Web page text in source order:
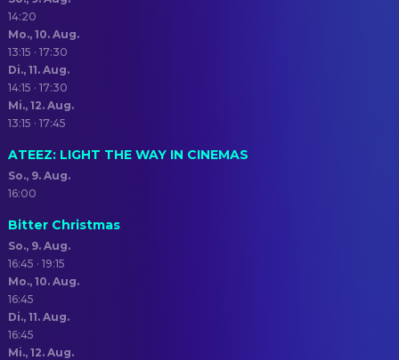
14:20
Mo., 10. Aug.
13:15 · 17:30
Di., 11. Aug.
14:15 · 17:30
Mi., 12. Aug.
13:15 · 17:45
ATEEZ: LIGHT THE WAY IN CINEMAS
So., 9. Aug.
16:00
Bitter Christmas
So., 9. Aug.
16:45 · 19:15
Mo., 10. Aug.
16:45
Di., 11. Aug.
16:45
Mi., 12. Aug.